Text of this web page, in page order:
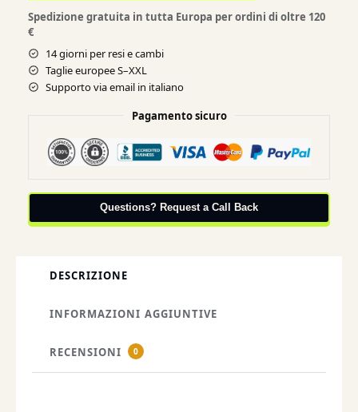
Spedizione gratuita in tutta Europa per ordini di oltre 120
€
14 giorni per resi e cambi
Taglie europee S–XXL
Supporto via email in italiano
Pagamento sicuro
Questions? Request a Call Back
DESCRIZIONE
INFORMAZIONI AGGIUNTIVE
RECENSIONI 0